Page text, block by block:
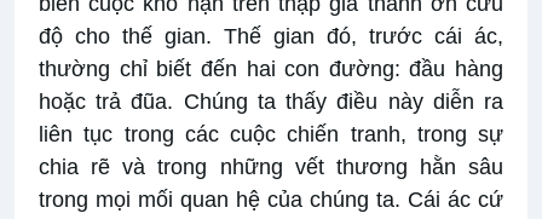
độ cho thế gian. Thế gian đó, trước cái ác,
thường chỉ biết đến hai con đường: đầu hàng
hoặc trả đũa. Chúng ta thấy điều này diễn ra
liên tục trong các cuộc chiến tranh, trong sự
chia rẽ và trong những vết thương hằn sâu
trong mọi mối quan hệ của chúng ta. Cái ác cứ